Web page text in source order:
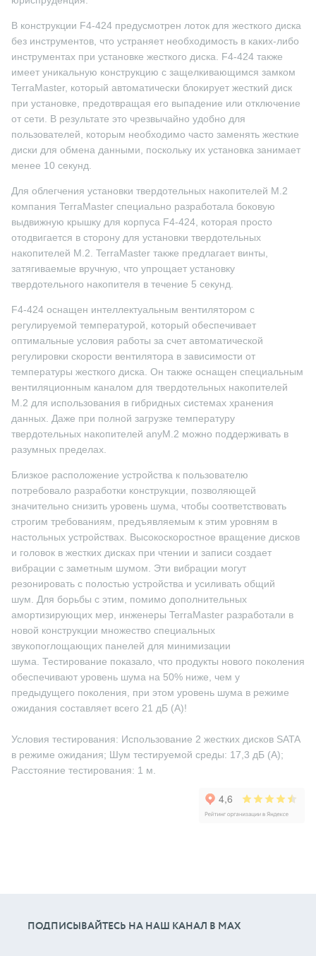
В конструкции F4-424 предусмотрен лоток для жесткого диска
без инструментов, что устраняет необходимость в каких-либо
инструментах при установке жесткого диска. F4-424 также
имеет уникальную конструкцию с защелкивающимся замком
TerraMaster, который автоматически блокирует жесткий диск
при установке, предотвращая его выпадение или отключение
от сети. В результате это чрезвычайно удобно для
пользователей, которым необходимо часто заменять жесткие
диски для обмена данными, поскольку их установка занимает
менее 10 секунд.
Для облегчения установки твердотельных накопителей M.2
компания TerraMaster специально разработала боковую
выдвижную крышку для корпуса F4-424, которая просто
отодвигается в сторону для установки твердотельных
накопителей M.2. TerraMaster также предлагает винты,
затягиваемые вручную, что упрощает установку
твердотельного накопителя в течение 5 секунд.
F4-424 оснащен интеллектуальным вентилятором с
регулируемой температурой, который обеспечивает
оптимальные условия работы за счет автоматической
регулировки скорости вентилятора в зависимости от
температуры жесткого диска. Он также оснащен специальным
вентиляционным каналом для твердотельных накопителей
M.2 для использования в гибридных системах хранения
данных. Даже при полной загрузке температуру
твердотельных накопителей anyM.2 можно поддерживать в
разумных пределах.
Близкое расположение устройства к пользователю
потребовало разработки конструкции, позволяющей
значительно снизить уровень шума, чтобы соответствовать
строгим требованиям, предъявляемым к этим уровням в
настольных устройствах. Высокоскоростное вращение дисков
и головок в жестких дисках при чтении и записи создает
вибрации с заметным шумом. Эти вибрации могут
резонировать с полостью устройства и усиливать общий
шум. Для борьбы с этим, помимо дополнительных
амортизирующих мер, инженеры TerraMaster разработали в
новой конструкции множество специальных
звукопоглощающих панелей для минимизации
шума. Тестирование показало, что продукты нового поколения
обеспечивают уровень шума на 50% ниже, чем у
предыдущего поколения, при этом уровень шума в режиме
ожидания составляет всего 21 дБ (А)!
Условия тестирования: Использование 2 жестких дисков SATA
в режиме ожидания; Шум тестируемой среды: 17,3 дБ (А);
Расстояние тестирования: 1 м.
ПОДПИСЫВАЙТЕСЬ НА НАШ КАНАЛ В МАХ